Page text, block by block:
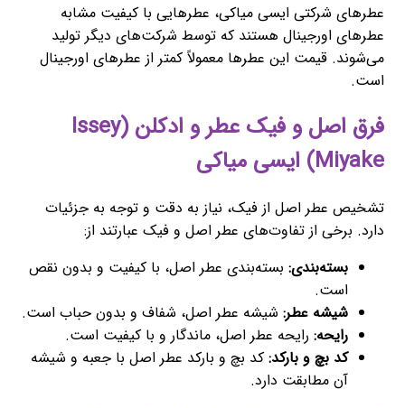
عطرهای شرکتی ایسی میاکی، عطرهایی با کیفیت مشابه
عطرهای اورجینال هستند که توسط شرکت‌های دیگر تولید
می‌شوند. قیمت این عطرها معمولاً کمتر از عطرهای اورجینال
است.
فرق اصل و فیک عطر و ادکلن (Issey
Miyake) ایسی میاکی
تشخیص عطر اصل از فیک، نیاز به دقت و توجه به جزئیات
دارد. برخی از تفاوت‌های عطر اصل و فیک عبارتند از:
بسته‌بندی: بسته‌بندی عطر اصل، با کیفیت و بدون نقص
است.
شیشه عطر: شیشه عطر اصل، شفاف و بدون حباب است.
رایحه: رایحه عطر اصل، ماندگار و با کیفیت است.
کد بچ و بارکد: کد بچ و بارکد عطر اصل با جعبه و شیشه
آن مطابقت دارد.